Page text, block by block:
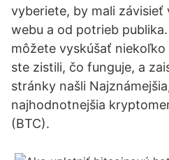
vyberiete, by mali závisieť
webu a od potrieb
môžete vyskúšať
ste zistili, čo funguje, a
stránky našli
najhodnotnejšia
(BTC).